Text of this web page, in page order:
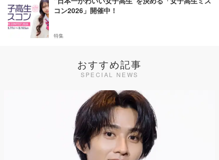
コン2026」開催中！
特集
おすすめ記事
SPECIAL NEWS